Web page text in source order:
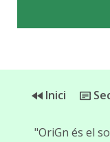
Inici
"OriGn és el